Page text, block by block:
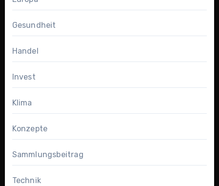
Gesundheit
Handel
Invest
Klima
Konzepte
Sammlungsbeitrag
Technik